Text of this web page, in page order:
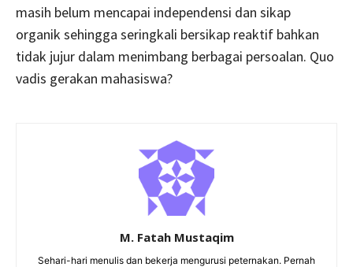
masih belum mencapai independensi dan sikap
organik sehingga seringkali bersikap reaktif bahkan
tidak jujur dalam menimbang berbagai persoalan. Quo
vadis gerakan mahasiswa?
M. Fatah Mustaqim
Sehari-hari menulis dan bekerja mengurusi peternakan. Pernah